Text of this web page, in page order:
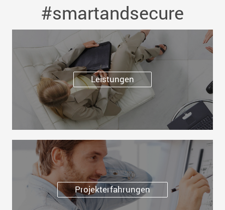
#smartandsecure
Leistungen
Projekterfahrungen